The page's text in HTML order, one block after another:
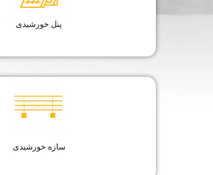
پنل خورشیدی
سازه خورشیدی